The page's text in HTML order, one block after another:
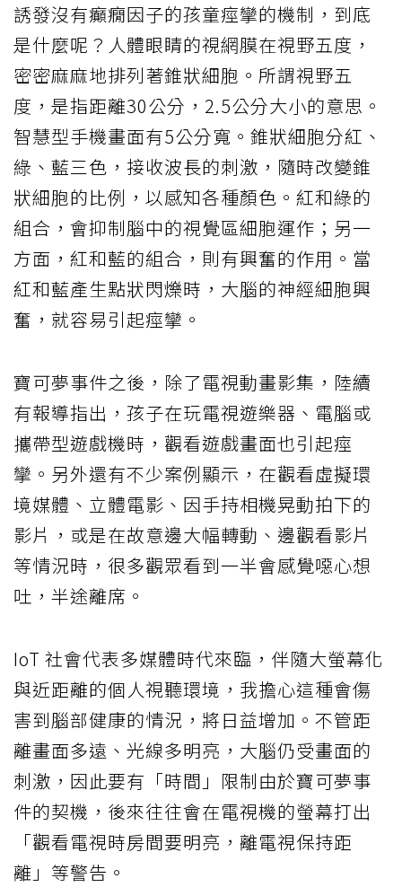
誘發沒有癲癇因子的孩童痙攣的機制，到底
是什麼呢？人體眼睛的視網膜在視野五度，
密密麻麻地排列著錐狀細胞。所謂視野五
度，是指距離30公分，2.5公分大小的意思。
智慧型手機畫面有5公分寬。錐狀細胞分紅、
綠、藍三色，接收波長的刺激，隨時改變錐
狀細胞的比例，以感知各種顏色。紅和綠的
組合，會抑制腦中的視覺區細胞運作；另一
方面，紅和藍的組合，則有興奮的作用。當
紅和藍產生點狀閃爍時，大腦的神經細胞興
奮，就容易引起痙攣。
寶可夢事件之後，除了電視動畫影集，陸續
有報導指出，孩子在玩電視遊樂器、電腦或
攜帶型遊戲機時，觀看遊戲畫面也引起痙
攣。另外還有不少案例顯示，在觀看虛擬環
境媒體、立體電影、因手持相機晃動拍下的
影片，或是在故意邊大幅轉動、邊觀看影片
等情況時，很多觀眾看到一半會感覺噁心想
吐，半途離席。
IoT 社會代表多媒體時代來臨，伴隨大螢幕化
與近距離的個人視聽環境，我擔心這種會傷
害到腦部健康的情況，將日益增加。不管距
離畫面多遠、光線多明亮，大腦仍受畫面的
刺激，因此要有「時間」限制由於寶可夢事
件的契機，後來往往會在電視機的螢幕打出
「觀看電視時房間要明亮，離電視保持距
離」等警告。